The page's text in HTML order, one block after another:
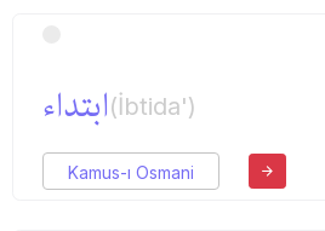
ابتداء(İbtida')
Kamus-ı Osmani